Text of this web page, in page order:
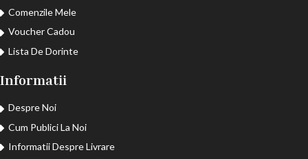
Comenzile Mele
Voucher Cadou
Lista De Dorinte
Informatii
Despre Noi
Cum Publici La Noi
Informatii Despre Livrare